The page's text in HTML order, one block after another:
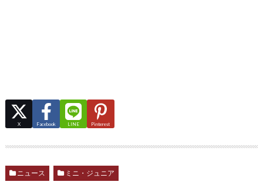
X Facebook LINE Pinterest
ニュース ミニ・ジュニア